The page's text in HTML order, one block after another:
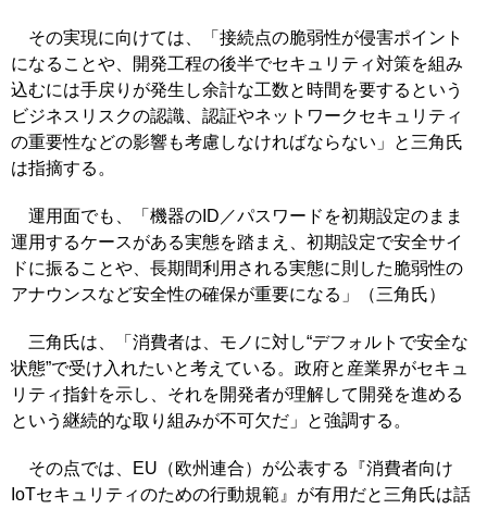
その実現に向けては、「接続点の脆弱性が侵害ポイント
になることや、開発工程の後半でセキュリティ対策を組み
込むには手戻りが発生し余計な工数と時間を要するという
ビジネスリスクの認識、認証やネットワークセキュリティ
の重要性などの影響も考慮しなければならない」と三角氏
は指摘する。
運用面でも、「機器のID／パスワードを初期設定のまま
運用するケースがある実態を踏まえ、初期設定で安全サイ
ドに振ることや、長期間利用される実態に則した脆弱性の
アナウンスなど安全性の確保が重要になる」（三角氏）
三角氏は、「消費者は、モノに対し“デフォルトで安全な
状態”で受け入れたいと考えている。政府と産業界がセキュ
リティ指針を示し、それを開発者が理解して開発を進める
という継続的な取り組みが不可欠だ」と強調する。
その点では、EU（欧州連合）が公表する『消費者向け
IoTセキュリティのための行動規範』が有用だと三角氏は話